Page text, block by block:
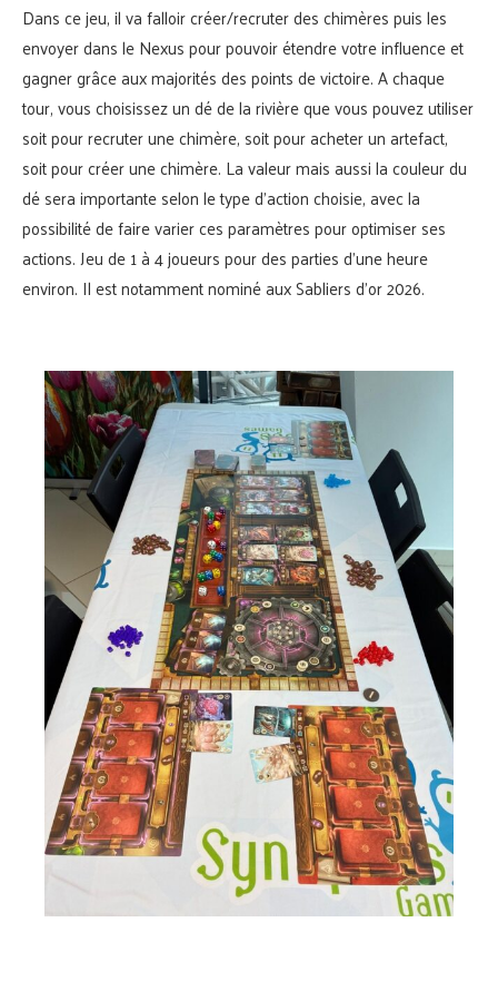
Dans ce jeu, il va falloir créer/recruter des chimères puis les
envoyer dans le Nexus pour pouvoir étendre votre influence et
gagner grâce aux majorités des points de victoire. A chaque
tour, vous choisissez un dé de la rivière que vous pouvez utiliser
soit pour recruter une chimère, soit pour acheter un artefact,
soit pour créer une chimère. La valeur mais aussi la couleur du
dé sera importante selon le type d’action choisie, avec la
possibilité de faire varier ces paramètres pour optimiser ses
actions. Jeu de 1 à 4 joueurs pour des parties d’une heure
environ. Il est notamment nominé aux Sabliers d’or 2026.